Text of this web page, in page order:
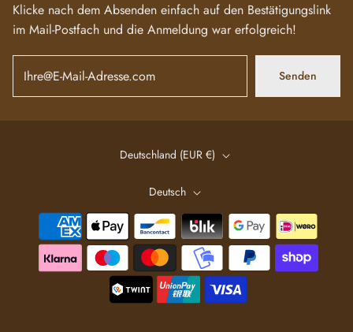
Klicke nach dem Absenden einfach auf den Bestätigungslink
im Mail-Postfach und die Anmeldung war erfolgreich!
Senden
Deutschland (EUR €)
Deutsch